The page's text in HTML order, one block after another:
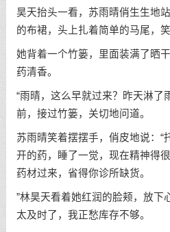
昊天抬头一看，苏雨晴俏生生地
的布裙，头上扎着简单的马尾，
她背着一个竹篓，里面装满了晒
药清香。
“雨晴，这么早就过来？昨天淋了
前，接过竹篓，关切地问道。
苏雨晴笑着摆摆手，俏皮地说：“
开的药，睡了一觉，现在精神得
药材过来，省得你诊所缺货。
”林昊天看着她红润的脸颊，放下
太及时了，我正愁库存不够。